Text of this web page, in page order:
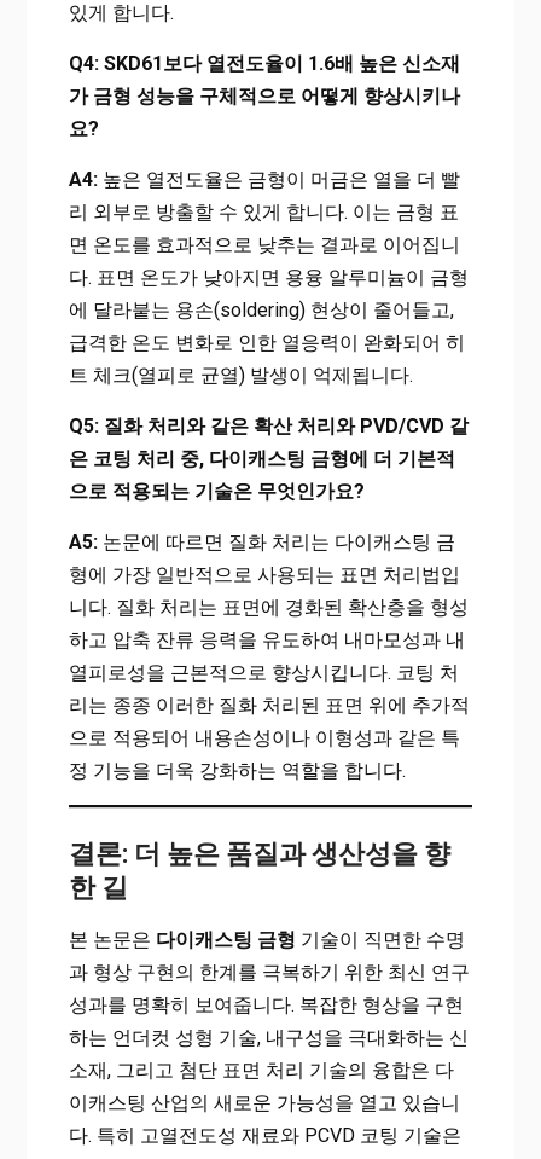
있게 합니다.
Q4: SKD61보다 열전도율이 1.6배 높은 신소재
가 금형 성능을 구체적으로 어떻게 향상시키나
요?
A4:높은 열전도율은 금형이 머금은 열을 더 빨
리 외부로 방출할 수 있게 합니다. 이는 금형 표
면 온도를 효과적으로 낮추는 결과로 이어집니
다. 표면 온도가 낮아지면 용융 알루미늄이 금형
에 달라붙는 용손(soldering) 현상이 줄어들고,
급격한 온도 변화로 인한 열응력이 완화되어 히
트 체크(열피로 균열) 발생이 억제됩니다.
Q5: 질화 처리와 같은 확산 처리와 PVD/CVD 같
은 코팅 처리 중, 다이캐스팅 금형에 더 기본적
으로 적용되는 기술은 무엇인가요?
A5:논문에 따르면 질화 처리는 다이캐스팅 금
형에 가장 일반적으로 사용되는 표면 처리법입
니다. 질화 처리는 표면에 경화된 확산층을 형성
하고 압축 잔류 응력을 유도하여 내마모성과 내
열피로성을 근본적으로 향상시킵니다. 코팅 처
리는 종종 이러한 질화 처리된 표면 위에 추가적
으로 적용되어 내용손성이나 이형성과 같은 특
정 기능을 더욱 강화하는 역할을 합니다.
결론: 더 높은 품질과 생산성을 향
한 길
본 논문은 다이캐스팅 금형 기술이 직면한 수명
과 형상 구현의 한계를 극복하기 위한 최신 연구
성과를 명확히 보여줍니다. 복잡한 형상을 구현
하는 언더컷 성형 기술, 내구성을 극대화하는 신
소재, 그리고 첨단 표면 처리 기술의 융합은 다
이캐스팅 산업의 새로운 가능성을 열고 있습니
다. 특히 고열전도성 재료와 PCVD 코팅 기술은